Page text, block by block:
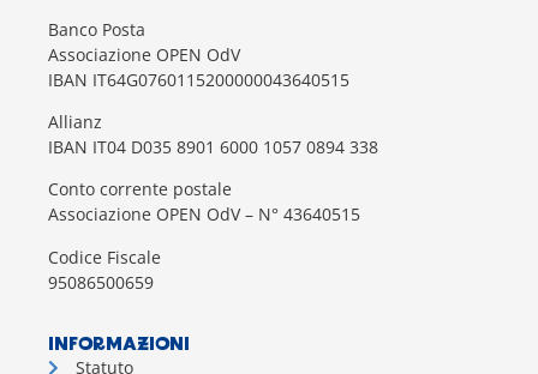
Banco Posta
Associazione OPEN OdV
IBAN IT64G0760115200000043640515
Allianz
IBAN IT04 D035 8901 6000 1057 0894 338
Conto corrente postale
Associazione OPEN OdV – N° 43640515
Codice Fiscale
95086500659
INFORMAZIONI
Statuto